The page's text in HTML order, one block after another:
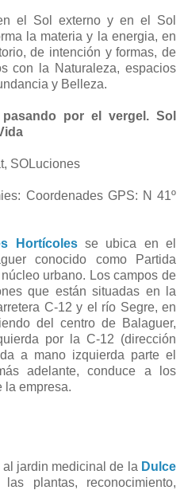
el Sol externo y en el Sol
la materia y la energia, en
de intención y formas, de
con la Naturaleza, espacios
y Belleza.
por el vergel. Sol
SOLuciones
Coordenades GPS: N 41º
Hortícolesse ubica en el
conocido como Partida
urbano. Los campos de
que están situadas en la
C-12 y el río Segre, en
del centro de Balaguer,
por la C-12 (dirección
a mano izquierda parte el
adelante, conduce a los
la empresa.
jardin medicinal de la Dulce
plantas, reconocimiento,